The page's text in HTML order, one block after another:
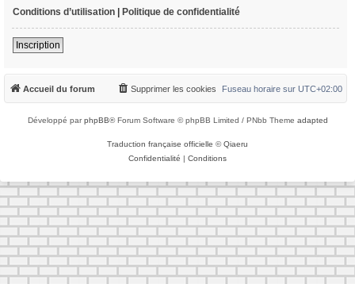
Conditions d’utilisation | Politique de confidentialité
Inscription
Accueil du forum Fuseau horaire sur UTC+02:00
Supprimer les cookies
Développé parphpBB® Forum Software © phpBB Limited / PNbb Theme adapted
Traduction française officielle ©Qiaeru
Confidentialité | Conditions